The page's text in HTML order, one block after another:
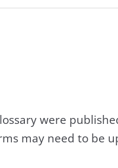
were
may need to be